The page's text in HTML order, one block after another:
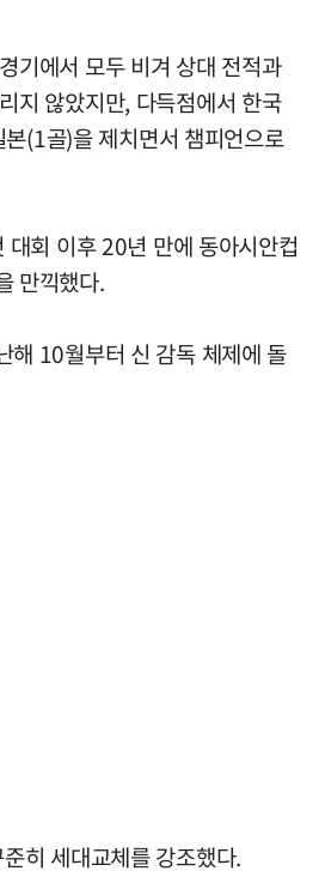
기에서 모두 비겨 상대 전적과
지 않았지만, 다득점에서 한국
(1골)을 제치면서 챔피언으로
회 이후 20년 만에 동아시안컵
만끽했다.
해 10월부터 신 감독 체제에 돌
히 세대교체를 강조했다.